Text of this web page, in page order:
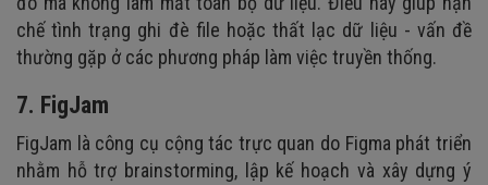
chế tình trạng ghi đè file hoặc thất lạc dữ liệu - vấn đề
thường gặp ở các phương pháp làm việc truyền thống.
7. FigJam
FigJam là công cụ cộng tác trực quan do Figma phát triển
nhằm hỗ trợ brainstorming, lập kế hoạch và xây dựng ý